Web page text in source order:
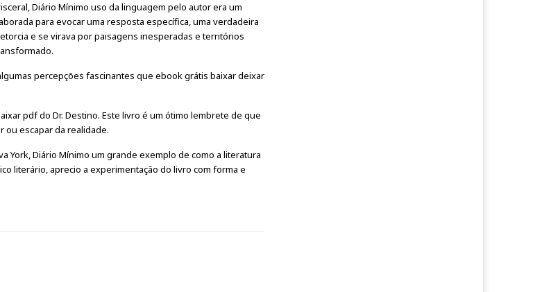
Diário Mínimo uso da linguagem pelo autor era um
para evocar uma resposta específica, uma verdadeira
e se virava por paisagens inesperadas e territórios
percepções fascinantes que ebook grátis baixar deixar
pdf do Dr. Destino. Este livro é um ótimo lembrete de que
ou escapar da realidade.
York, Diário Mínimo um grande exemplo de como a literatura
literário, aprecio a experimentação do livro com forma e